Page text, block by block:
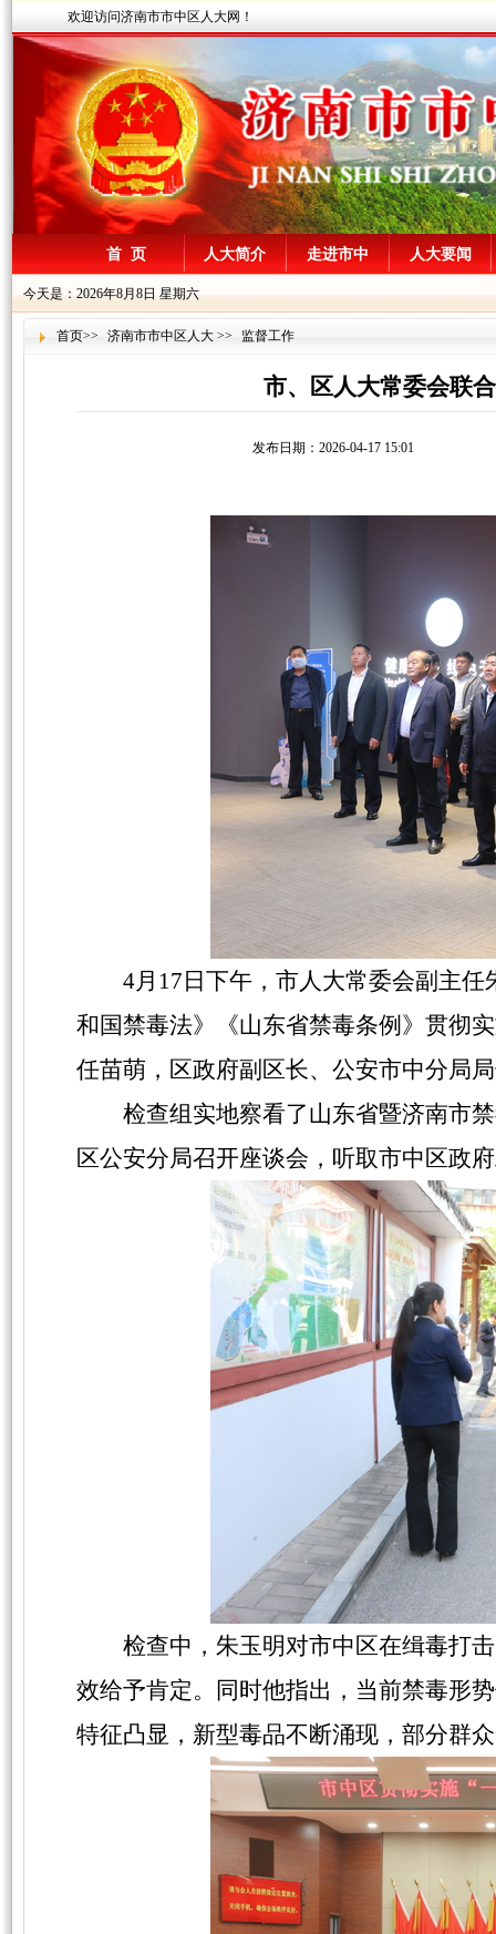
欢迎访问济南市市中区人大网！
首 页 人大简介 走进市中 人大要闻
今天是：2026年8月8日 星期六
首页>> 济南市市中区人大 >> 监督工作
市、区人大常委会联
发布日期：2026-04-17 15:01
4月17日下午，市人大常委会副主
和国禁毒法》《山东省禁毒条例》贯彻
任苗萌，区政府副区长、公安市中分局
检查组实地察看了山东省暨济南市
区公安分局召开座谈会，听取市中区政
检查中，朱玉明对市中区在缉毒打
效给予肯定。同时他指出，当前禁毒形
特征凸显，新型毒品不断涌现，部分群